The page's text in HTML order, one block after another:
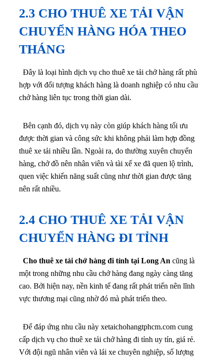
2.3 CHO THUÊ XE TẢI VẬN
CHUYỂN HÀNG HÓA THEO
THÁNG
Đây là loại hình dịch vụ cho thuê xe tải chở hàng rất phù
hợp với đối tượng khách hàng là doanh nghiệp có nhu cầu
chở hàng liên tục trong thời gian dài.
Bên cạnh đó, dịch vụ này còn giúp khách hàng tối ưu
được thời gian và công sức khi không phải làm hợp đồng
thuê xe tải nhiều lần. Ngoài ra, do thường xuyên chuyển
hàng, chở đồ nên nhân viên và tài xế xe đã quen lộ trình,
quen việc khiến năng suất cũng như thời gian được tăng
nên rất nhiều.
2.4 CHO THUÊ XE TẢI VẬN
CHUYỂN HÀNG ĐI TỈNH
Cho thuê xe tải chở hàng đi tỉnh tại Long An cũng là
một trong những nhu cầu chở hàng đang ngày càng tăng
cao. Bởi hiện nay, nền kinh tế đang rất phát triển nên lĩnh
vực thương mại cũng nhờ đó mà phát triển theo.
Để đáp ứng nhu cầu này xetaichohangtphcm.com cung
cấp dịch vụ cho thuê xe tải chở hàng đi tỉnh uy tín, giá rẻ.
Với đội ngũ nhân viên và lái xe chuyên nghiệp, số lượng